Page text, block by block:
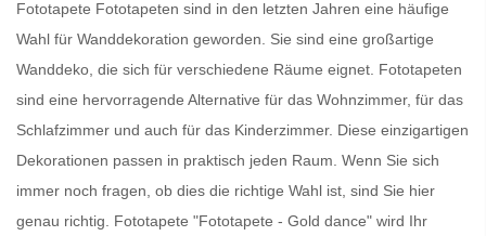
Fototapete Fototapeten sind in den letzten Jahren eine häufige
Wahl für Wanddekoration geworden. Sie sind eine großartige
Wanddeko, die sich für verschiedene Räume eignet. Fototapeten
sind eine hervorragende Alternative für das Wohnzimmer, für das
Schlafzimmer und auch für das Kinderzimmer. Diese einzigartigen
Dekorationen passen in praktisch jeden Raum. Wenn Sie sich
immer noch fragen, ob dies die richtige Wahl ist, sind Sie hier
genau richtig. Fototapete "Fototapete - Gold dance" wird Ihr